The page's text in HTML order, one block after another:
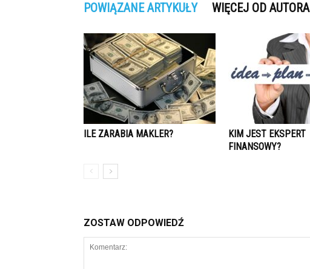
POWIĄZANE ARTYKUŁY WIĘCEJ OD AUTORA
ILE ZARABIA MAKLER?
KIM JEST EKSPERT
FINANSOWY?
ZOSTAW ODPOWIEDŹ